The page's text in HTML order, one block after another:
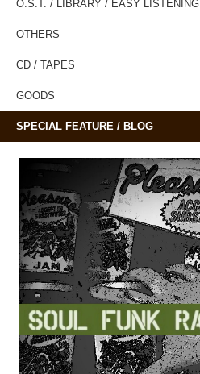
O.S.T. / LIBRARY / EASY LISTENING
OTHERS
CD / TAPES
GOODS
SPECIAL FEATURE / BLOG